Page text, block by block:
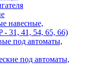
навесные,
- 31, 41, 54, 65, 66)
под автоматы,
под автоматы,